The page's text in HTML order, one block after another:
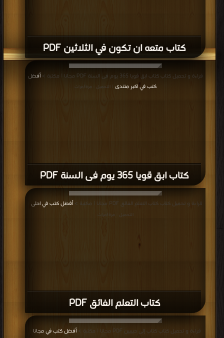
كتاب متعه ان تكون في الثلاثين PDF
كتاب ابق قويا 365 يوم فى السنة PDF
قراءة و تحميل كتاب كتاب ابق قويا 365 يوم فى السنة PDF مجانا | مكتبة >
أفضل
كتب في اكبر منتدى | التحميل : مرة/مرات
كتاب التعلم الفائق PDF
قراءة و تحميل كتاب كتاب التعلم الفائق PDF مجانا | مكتبة > أفضل كتب في احلى
التحميل : مرة/مرات
قراءة و تحميل كتاب كتاب إلى حبيبين PDF مجانا | مكتبة > أفضل كتب في مجانا